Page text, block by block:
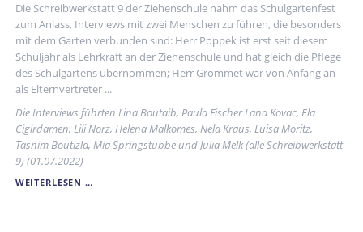
Die Schreibwerkstatt 9 der Ziehenschule nahm das Schulgartenfest
zum Anlass, Interviews mit zwei Menschen zu führen, die besonders
mit dem Garten verbunden sind: Herr Poppek ist erst seit diesem
Schuljahr als Lehrkraft an der Ziehenschule und hat gleich die Pflege
des Schulgartens übernommen; Herr Grommet war von Anfang an
als Elternvertreter ...
Die Interviews führten Lina Boutaib, Paula Fischer Lana Kovac, Ela
Cigirdamen, Lili Norz, Helena Malkomes, Nela Kraus, Luisa Moritz,
Tasnim Boutizla, Mia Springstubbe und Julia Melk (alle Schreibwerkstatt
9) (01.07.2022)
WEITERLESEN …EINE